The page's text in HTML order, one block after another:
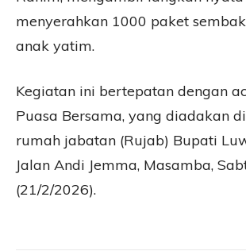
menyerahkan 1000 paket
anak yatim.
Kegiatan ini bertepatan dengan
Puasa Bersama, yang diadakan
rumah jabatan (Rujab) Bupati
Jalan Andi Jemma, Masamba,
(21/2/2026).